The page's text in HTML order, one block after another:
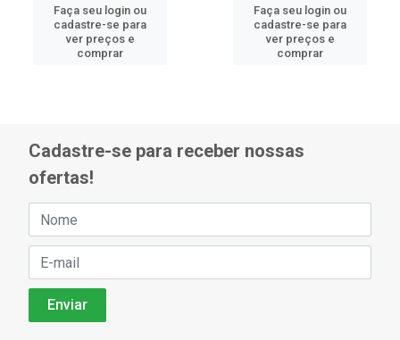
Faça seu login ou
cadastre-se para
ver preços e
comprar
Faça seu login ou
cadastre-se para
ver preços e
comprar
Cadastre-se para receber nossas
ofertas!